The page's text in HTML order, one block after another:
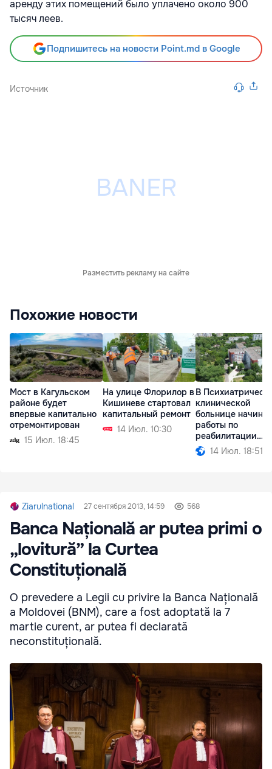
аренду этих помещений было уплачено около 900
тысяч леев.
Подпишитесь на новости Point.md в Google
Источник
Разместить рекламу на сайте
Похожие новости
Мост в Кагульском
районе будет
впервые капитально
отремонтирован
15 Июл. 18:45
На улице Флорилор в
Кишиневе стартовал
капитальный ремонт
14 Июл. 10:30
В
клинической
больнице
работы по
реабилитации
корпусов
14 Июл. 18:51
Ziarulnational 27 сентября 2013, 14:59 568
Banca Națională ar putea primi o
„lovitură” la Curtea
Constituțională
O prevedere a Legii cu privire la Banca Națională
a Moldovei (BNM), care a fost adoptată la 7
martie curent, ar putea fi declarată
neconstituțională.